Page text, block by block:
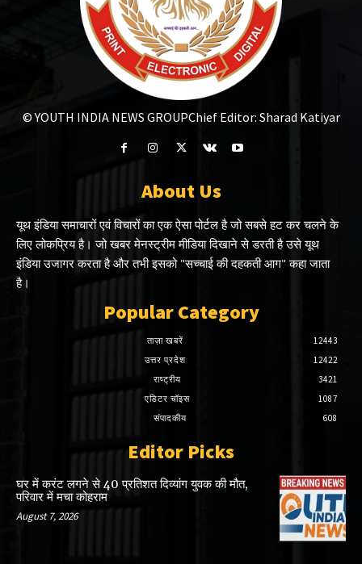
© YOUTH INDIA NEWS GROUPChief Editor: Sharad Katiyar
About Us
यूथ इंडिया समाचारों एवं विचारों का एक ऐसा पोर्टल है जो सबसे हट कर चलने के
लिए लोकप्रिय है। जो खबर मेनस्ट्रीम मीडिया दिखाने से डरती है उसे यूथ
इंडिया उजागर करता है और तभी इसको "सच्चाई की दहकती आग" कहा जाता
है।
Popular Category
ताज़ा खबरें
12443
उत्तर प्रदेश
12422
राष्ट्रीय
3421
एडिटर चॉइस
1087
संपादकीय
608
Editor Picks
घर में करंट लगने से 40 प्रतिशत दिव्यांग युवक की मौत,
परिवार में मचा कोहराम
August 7, 2026